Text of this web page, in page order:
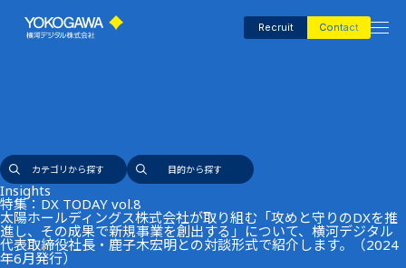
AI First Manufacturing
Consultant
Recruit Contact
カテゴリから探す 目的から探す
労働力改善
品質安定化
予知保全
製造工程最適化
作業標準化
省人化・自動化
ESG・サステナビリティ強化
人材育成・教育
現場改善
属人化解消
Insights
特集：DX TODAY vol.8
太陽ホールディングス株式会社が取り組む「攻めと守りのDXを推
進し、その成果で新規事業を創出する」について、横河デジタル
代表取締役社長・鹿子木宏明との対談形式で紹介します。（2024
年6月発行）